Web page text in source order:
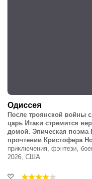
Одиссея
После троянской войны
царь Итаки стремится
домой. Эпическая поэма
прочтении Кристофера
приключения, фэнтези,
2026, США